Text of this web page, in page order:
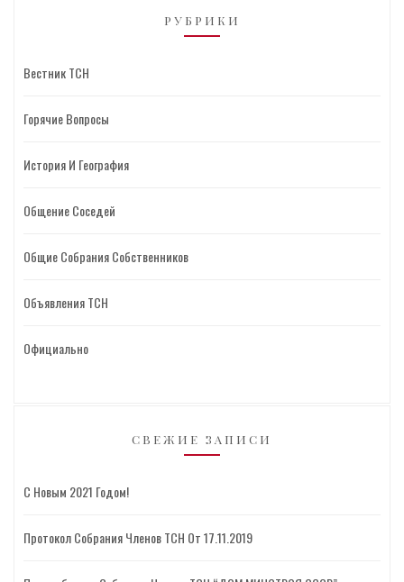
РУБРИКИ
Вестник ТСН
Горячие Вопросы
История И География
Общение Соседей
Общие Собрания Собственников
Объявления ТСН
Официально
СВЕЖИЕ ЗАПИСИ
С Новым 2021 Годом!
Протокол Собрания Членов ТСН От 17.11.2019